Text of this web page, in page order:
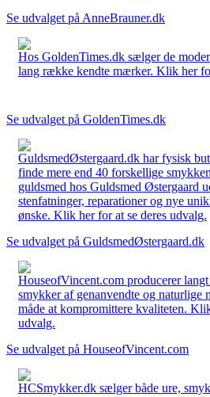
Se udvalget på AnneBrauner.dk
Hos GoldenTimes.dk sælger de
lang række kendte mærker. Klik her
Se udvalget på GoldenTimes.dk
GuldsmedØstergaard.dk har fysisk
finde mere end 40 forskellige
guldsmed hos Guldsmed Østergaard
stenfatninger, reparationer og nye
ønske. Klik her for at se deres udvalg.
Se udvalget på GuldsmedØstergaard.dk
HouseofVincent.com producerer langt
smykker af genanvendte og naturlige
måde at kompromittere kvaliteten.
udvalg.
Se udvalget på HouseofVincent.com
HCSmykker.dk sælger både ure,